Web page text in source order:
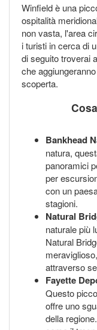
Winfield è una
ospitalità
non vasta, l'area
i turisti in cerca di
di seguito troverai
che
scoperta.
Bankhead
natura,
panoramici
per
con un
stagioni.
Natural
naturale più
Natural
attraverso
Fayette
Questo
offre uno
della